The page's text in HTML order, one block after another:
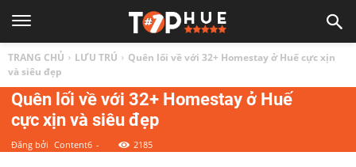
1
HUẾ
TRANG CHỦ LƯU TRÚ
Quên lối về với 32+ Homestay ở Huế cực xịn
và siêu đẹp
Quên lối về với 32+ Homestay ở Huế
cực xịn và siêu đẹp
Đăng bởi Content6 - 2185